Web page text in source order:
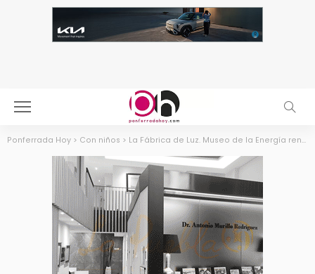
Ponferrada Hoy > Con niños > La Fábrica de Luz. Museo de la Energía renueva su programa educativo tras atraer a más de 7.500 estudiantes el año pasado